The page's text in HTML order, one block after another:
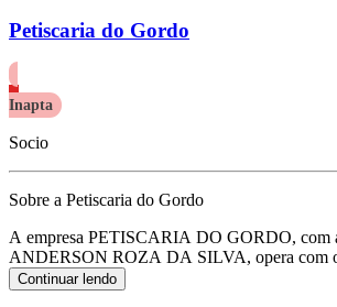
Petiscaria do Gordo
Inapta
Socio
Sobre a Petiscaria do Gordo
A empresa PETISCARIA DO GORDO, com
ANDERSON ROZA DA SILVA, opera com
45.891.949/0001-67 e tem sua sede localizada
Seu foco principal de atuação é de restaurantes
Continuar lendo